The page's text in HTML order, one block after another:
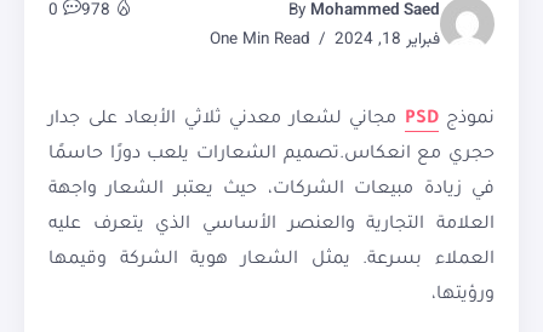
By Mohammed Saed
فبراير 18, 2024
978
0
نموذجPSD مجاني لشعار معدني ثلاثي الأبعاد على جدار
حجري مع انعكاس.تصميم الشعارات يلعب دورًا حاسمًا
في زيادة مبيعات الشركات، حيث يعتبر الشعار واجهة
العلامة التجارية والعنصر الأساسي الذي يتعرف عليه
العملاء بسرعة. يمثل الشعار هوية الشركة وقيمها
ورؤيتها،